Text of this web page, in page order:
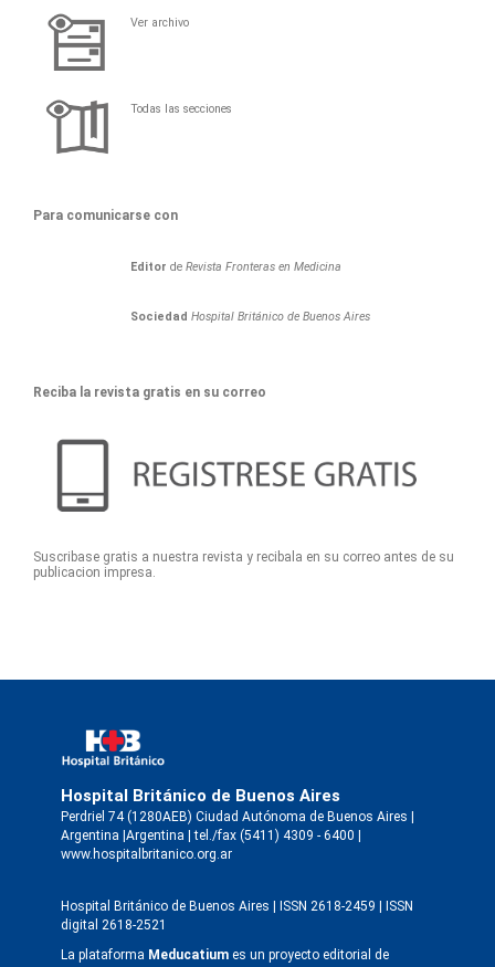
Ver archivo
Todas las secciones
Para comunicarse con
Editor deRevista Fronteras en Medicina
Sociedad Hospital Británico de Buenos Aires
Reciba la revista gratis en su correo
Suscribase gratis a nuestra revista y recibala en su correo antes de su
publicacion impresa.
Hospital Británico de Buenos Aires
Perdriel 74 (1280AEB) Ciudad Autónoma de Buenos Aires |
Argentina |Argentina | tel./fax (5411) 4309 - 6400 |
www.hospitalbritanico.org.ar
Hospital Británico de Buenos Aires | ISSN 2618-2459 | ISSN
digital 2618-2521
La plataforma Meducatium es un proyecto editorial de